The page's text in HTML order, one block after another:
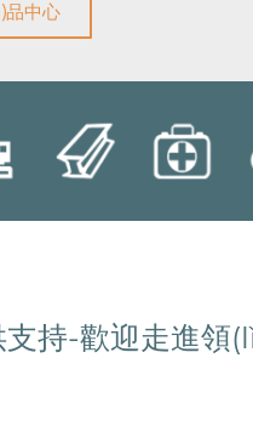
品中心
持-歡迎走進領